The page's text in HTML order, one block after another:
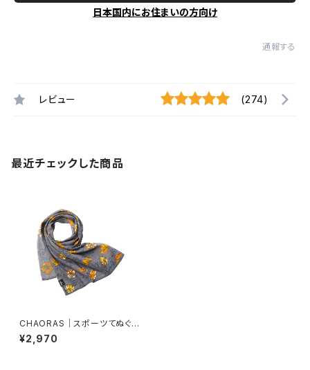
日本国内にお住まいの方向け
通報する
レビュー (274)
最近チェックした商品
CHAORAS｜スポーツてぬぐい
（シナノキンバイ）
¥2,970